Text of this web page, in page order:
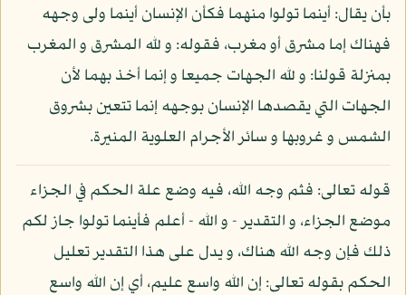
بأن يقال: أينما تولوا منهما فكأن الإنسان أينما ولى وجهه
فهناك إما مشرق أو مغرب، فقوله: و لله المشرق و المغرب
بمنزلة قولنا: و لله الجهات جميعا و إنما أخذ بهما لأن
الجهات التي يقصدها الإنسان بوجهه إنما تتعين بشروق
الشمس و غروبها و سائر الأجرام العلوية المنيرة.
قوله تعالى: فثم وجه الله، فيه وضع علة الحكم في الجزاء
موضع الجزاء، و التقدير - و الله - أعلم فأينما تولوا جاز لكم
ذلك فإن وجه الله هناك، و يدل على هذا التقدير تعليل
الحكم بقوله تعالى: إن الله واسع عليم، أي إن الله واسع